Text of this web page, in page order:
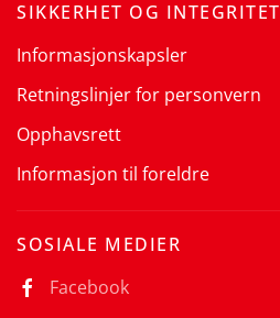
SIKKERHET OG INTEGRITET
Informasjonskapsler
Retningslinjer for personvern
Opphavsrett
Informasjon til foreldre
SOSIALE MEDIER
Facebook